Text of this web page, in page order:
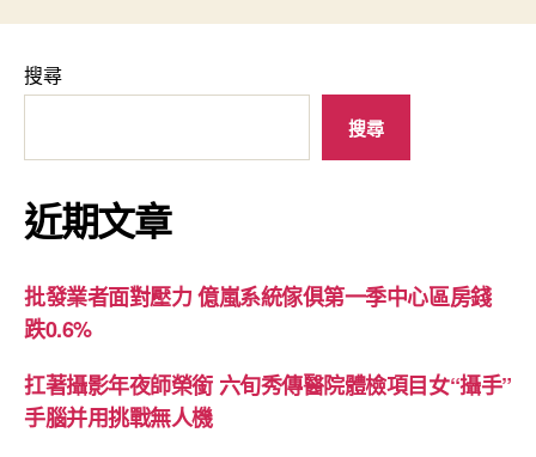
搜尋
搜尋
近期文章
批發業者面對壓力 億嵐系統傢俱第一季中心區房錢
跌0.6%
扛著攝影年夜師榮銜 六旬秀傳醫院體檢項目女“攝手”
手腦并用挑戰無人機